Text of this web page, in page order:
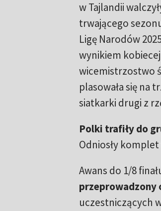
w Tajlandii
trwającego
Ligę Narodów
wynikiem
wicemistrzostwo
plasowała się na
siatkarki drugi z
Polki trafiły do
Odniosły
Awans do 1/8
przeprowadzony
uczestniczących